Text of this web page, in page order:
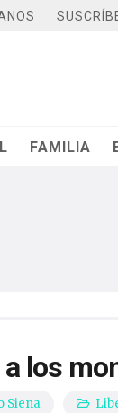
FAMILIA
los
Siena